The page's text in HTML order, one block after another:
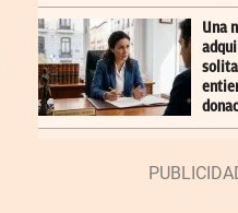
Una